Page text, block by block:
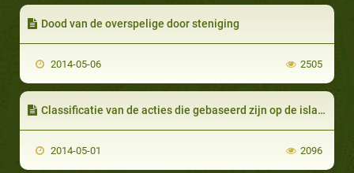
Dood van de overspelige door steniging
2014-05-06 2505
Classificatie van de acties die gebaseerd zijn op de islamitische wetgeving (Shari'a)
2014-05-01 2096